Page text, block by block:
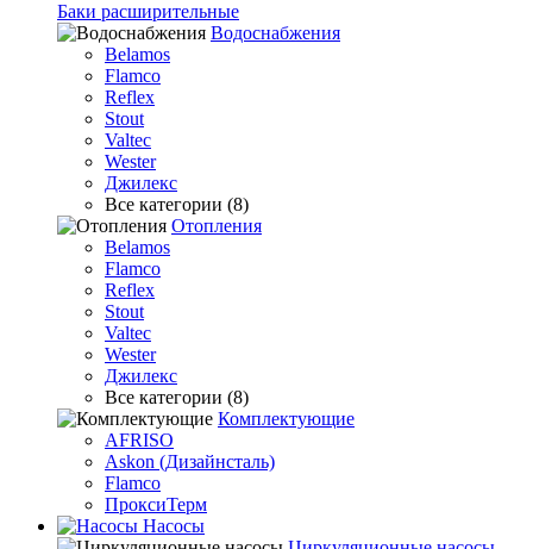
Баки расширительные
Водоснабжения
Belamos
Flamco
Reflex
Stout
Valtec
Wester
Джилекс
Все категории (8)
Отопления
Belamos
Flamco
Reflex
Stout
Valtec
Wester
Джилекс
Все категории (8)
Комплектующие
AFRISO
Askon (Дизайнсталь)
Flamco
ПроксиТерм
Насосы